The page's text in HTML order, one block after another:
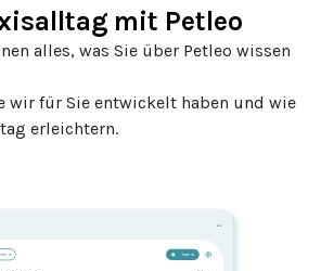
mit Petleo
alles, was Sie über Petleo wissen
wir für Sie entwickelt haben und wie
erleichtern.